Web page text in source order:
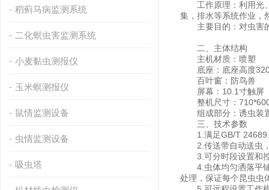
稻蓟马病监测系统
二化螟虫害监测系统
小麦黏虫测报仪
玉米螟测报仪
鼠情监测设备
虫情监测设备
吸虫塔
工作原理：利用光、
集，排水等系统作业，
主要目的：对虫害的
二、主体结构
主机材质：喷塑
底座：底座高度
百叶窗：防鸟兽
屏幕：10.1寸触屏
整机尺寸：
组成部分：诱虫装置
三、技术参数
1.满足GB/T
2.传送带自动送虫
3.可分时段设置和控
4.虫体均匀洒落平铺
处理，保证每个昆虫虫